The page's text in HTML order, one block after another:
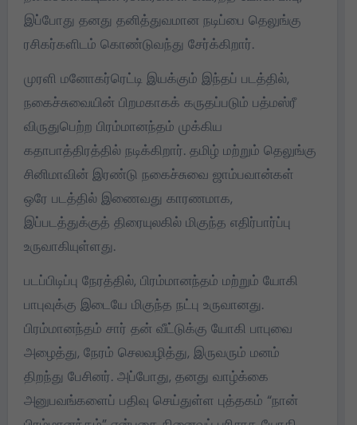
இப்போது தனது தனித்துவமான நடிப்பை தெலுங்கு
ரசிகர்களிடம் கொண்டுவந்து சேர்க்கிறார்.
முரளி மனோகர்ரெட்டி இயக்கும் இந்தப் படத்தில்,
நகைச்சுவையின் பிறமகாகக் கருதப்படும் பத்மஸ்ரீ
விருதுபெற்ற பிரம்மானந்தம் முக்கிய
கதாபாத்திரத்தில் நடிக்கிறார். தமிழ் மற்றும் தெலுங்கு
சினிமாவின் இரண்டு நகைச்சுவை ஜாம்பவான்கள்
ஒரே படத்தில் இணைவது காரணமாக,
இப்படத்துக்குத் திரையுலகில் மிகுந்த எதிர்பார்ப்பு
உருவாகியுள்ளது.
படப்பிடிப்பு நேரத்தில், பிரம்மானந்தம் மற்றும் யோகி
பாபுவுக்கு இடையே மிகுந்த நட்பு உருவானது.
பிரம்மானந்தம் சார் தன் வீட்டுக்கு யோகி பாபுவை
அழைத்து, நேரம் செலவழித்து, இருவரும் மனம்
திறந்து பேசினர். அப்போது, தனது வாழ்க்கை
அனுபவங்களைப் பதிவு செய்துள்ள புத்தகம் “நான்